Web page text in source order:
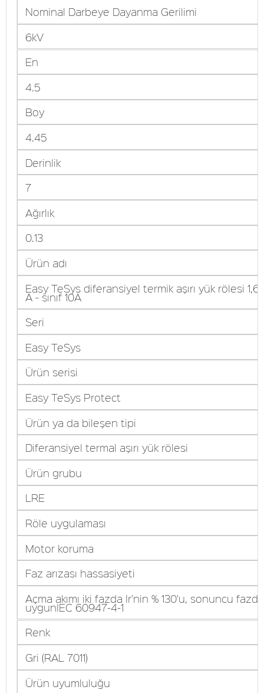
Nominal Darbeye Dayanma Gerilimi
6kV
En
4.5
Boy
4.45
Derinlik
7
Ağırlık
0.13
Ürün adı
Easy TeSys diferansiyel termik aşırı yük rölesi
A - sınıf 10A
Seri
Easy TeSys
Ürün serisi
Easy TeSys Protect
Ürün ya da bileşen tipi
Diferansiyel termal aşırı yük rölesi
Ürün grubu
LRE
Röle uygulaması
Motor koruma
Faz arızası hassasiyeti
Açma akımı iki fazda Ir'nin % 130'u, sonuncu
uygunIEC 60947-4-1
Renk
Gri (RAL 7011)
Ürün uyumluluğu